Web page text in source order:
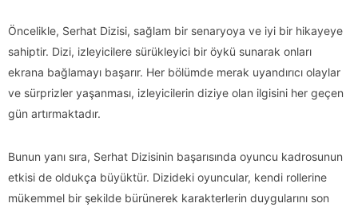
Öncelikle, Serhat Dizisi, sağlam bir senaryoya ve iyi bir hikayeye
sahiptir. Dizi, izleyicilere sürükleyici bir öykü sunarak onları
ekrana bağlamayı başarır. Her bölümde merak uyandırıcı olaylar
ve sürprizler yaşanması, izleyicilerin diziye olan ilgisini her geçen
gün artırmaktadır.
Bunun yanı sıra, Serhat Dizisinin başarısında oyuncu kadrosunun
etkisi de oldukça büyüktür. Dizideki oyuncular, kendi rollerine
mükemmel bir şekilde bürünerek karakterlerin duygularını son